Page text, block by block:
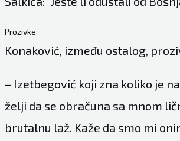
Prozivke
Konaković, između ostalog,
– Izetbegović koji zna koliko je
želji da se obračuna sa mnom
brutalnu laž. Kaže da smo mi